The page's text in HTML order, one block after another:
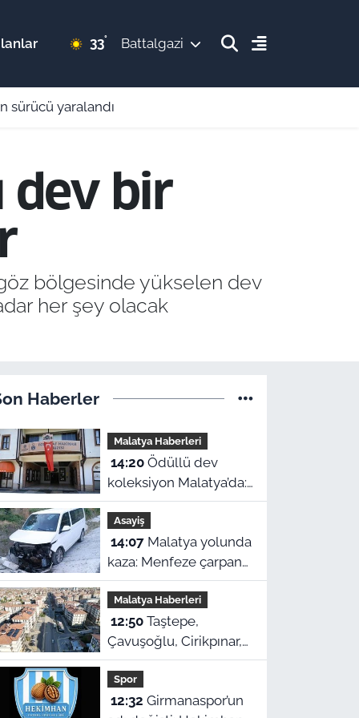
33° Battalgazi
sürücü yaralandı
dev bir
bölgesinde yükselen dev
her şey olacak
Haberler
Malatya Haberleri
14:20Ödüllü dev
koleksiyon Malatya’da:
Tarihe ışık tutan
Fotoğraf Makinesi
Müzesi
Asayiş
14:07Malatya yolunda
kaza: Menfeze çarpan
sürücü yaralandı
Malatya Haberleri
12:50Taştepe,
Çavuşoğlu, Cirikpınar,
Çöşnük ve Selçuklu’da
konut teslimi için
takvim açıklandı!
Spor
12:32